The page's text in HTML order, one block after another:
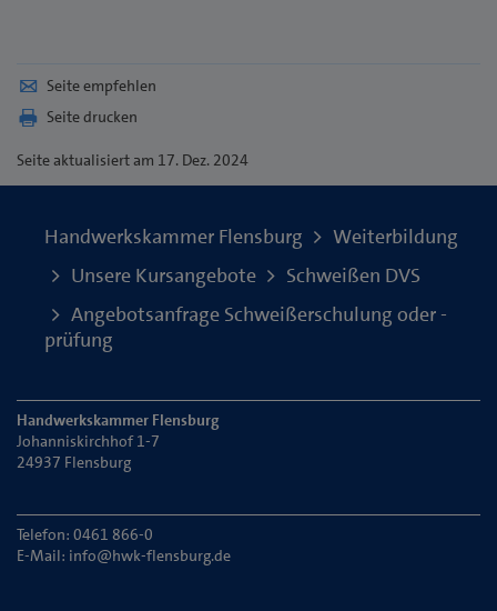
Seite empfehlen
Seite drucken
Seiteaktualisiert am 17. Dez. 2024
Handwerkskammer Flensburg
Weiterbildung
Unsere Kursangebote
Schweißen DVS
Angebotsanfrage Schweißerschulung oder -
prüfung
Handwerkskammer Flensburg
Johanniskirchhof 1-7
24937 Flensburg
Telefon: 0461 866-0
E-Mail: info@hwk-flensburg.de